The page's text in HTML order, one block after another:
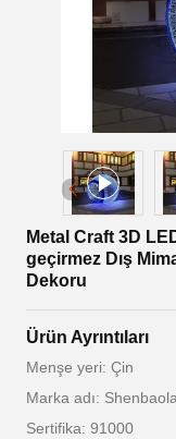
Metal Craft 3D
geçirmez Dış
Dekoru
Ürün Ayrıntıları
Menşe yeri: Çin
Marka adı:
Sertifika: 91000